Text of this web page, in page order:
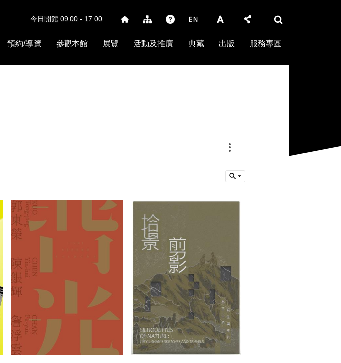
今日開館 09:00 - 17:00
預約/導覽 參觀本館 展覽 活動及推廣 典藏 出版 服務專區